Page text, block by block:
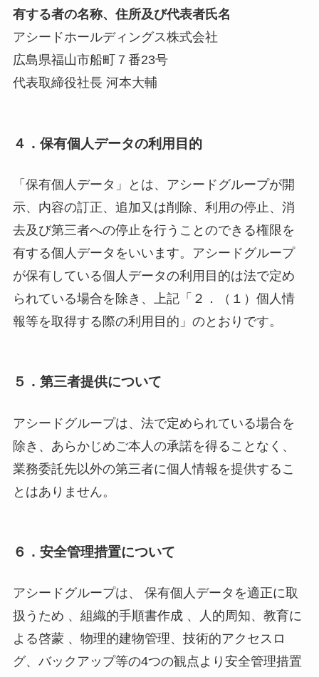
有する者の名称、住所及び代表者氏名
アシードホールディングス株式会社
広島県福山市船町７番23号
代表取締役社長 河本大輔
４．保有個人データの利用目的
「保有個人データ」とは、アシードグループが開
示、内容の訂正、追加又は削除、利用の停止、消
去及び第三者への停止を行うことのできる権限を
有する個人データをいいます。アシードグループ
が保有している個人データの利用目的は法で定め
られている場合を除き、上記「２．（１）個人情
報等を取得する際の利用目的」のとおりです。
５．第三者提供について
アシードグループは、法で定められている場合を
除き、あらかじめご本人の承諾を得ることなく、
業務委託先以外の第三者に個人情報を提供するこ
とはありません。
６．安全管理措置について
アシードグループは、 保有個人データを適正に取
扱うため 、組織的手順書作成 、人的周知、教育に
よる啓蒙 、物理的建物管理、技術的アクセスロ
グ、バックアップ等の4つの観点より安全管理措置